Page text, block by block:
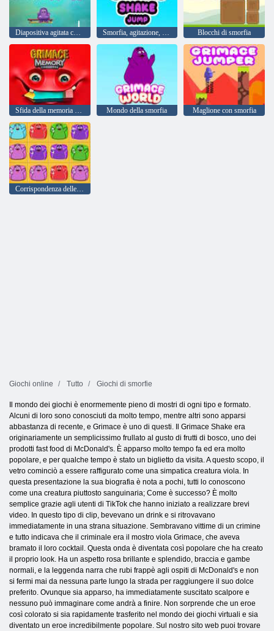
Blocchi di smorfia
Sfida della memoria della smorfia Mondo della smorfia Maglione con smorfia
Giochi online Tutto Giochi di smorfie
Il mondo dei giochi è enormemente pieno di mostri di ogni tipo e formato.
Alcuni di loro sono conosciuti da molto tempo, mentre altri sono apparsi
abbastanza di recente, e Grimace è uno di questi. Il Grimace Shake era
originariamente un semplicissimo frullato al gusto di frutti di bosco, uno dei
prodotti fast food di McDonald's. È apparso molto tempo fa ed era molto
popolare, e per qualche tempo è stato un biglietto da visita. A questo scopo, il
vetro cominciò a essere raffigurato come una simpatica creatura viola. In
questa presentazione la sua biografia è nota a pochi, tutti lo conoscono
come una creatura piuttosto sanguinaria; Come è successo? È molto
semplice grazie agli utenti di TikTok che hanno iniziato a realizzare brevi
video. In questo tipo di clip, bevevano un drink e si ritrovavano
immediatamente in una strana situazione. Sembravano vittime di un crimine
e tutto indicava che il criminale era il mostro viola Grimace, che aveva
bramato il loro cocktail. Questa onda è diventata così popolare che ha creato
il proprio look. Ha un aspetto rosa brillante e splendido, braccia e gambe
normali, e la leggenda narra che rubi frappè agli ospiti di McDonald's e non
si fermi mai da nessuna parte lungo la strada per raggiungere il suo dolce
preferito. Ovunque sia apparso, ha immediatamente suscitato scalpore e
nessuno può immaginare come andrà a finire. Non sorprende che un eroe
così colorato si sia rapidamente trasferito nel mondo dei giochi virtuali e sia
diventato un eroe incredibilmente popolare. Sul nostro sito web puoi trovare